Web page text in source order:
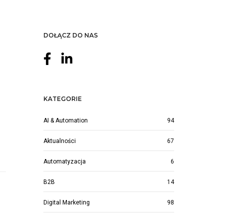
DOŁĄCZ DO NAS
KATEGORIE
AI & Automation 94
Aktualności 67
Automatyzacja 6
B2B 14
Digital Marketing 98